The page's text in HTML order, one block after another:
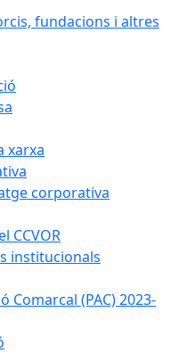
fundacions i altres
xarxa
corporativa
CCVOR
institucionals
Comarcal (PAC) 2023-